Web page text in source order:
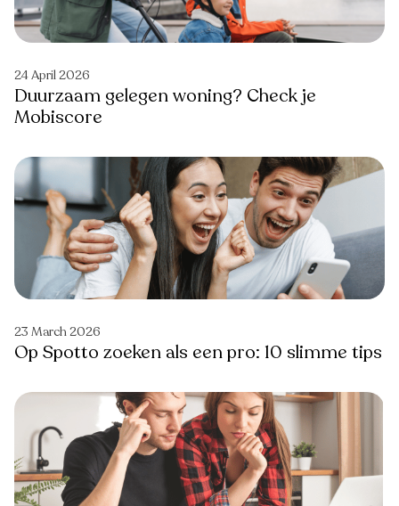
24 April 2026
Duurzaam gelegen woning? Check je
Mobiscore
23 March 2026
Op Spotto zoeken als een pro: 10 slimme tips